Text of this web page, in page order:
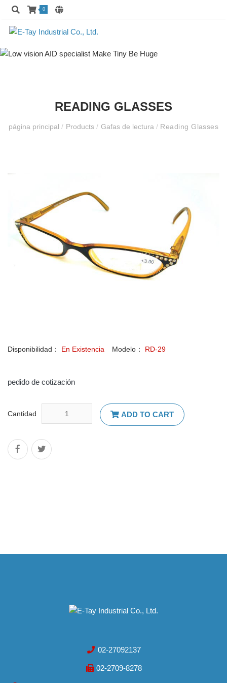
0
READING GLASSES
página principal / Products / Gafas de lectura / Reading Glasses
Disponibilidad： En Existencia Modelo： RD-29
pedido de cotización
Cantidad ADD TO CART
02-27092137
02-2709-8278